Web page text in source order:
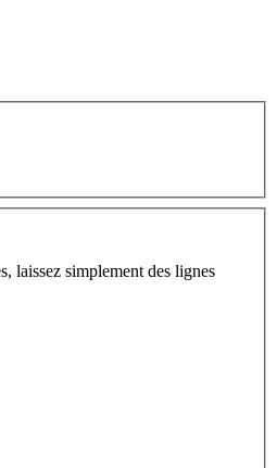
laissez simplement des lignes